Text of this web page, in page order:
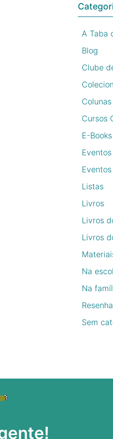
A Taba
Blog
Clube
Colunas
Cursos
E-Books
Eventos
Listas
Livros
Livros
Livros
Na
Na
Sem